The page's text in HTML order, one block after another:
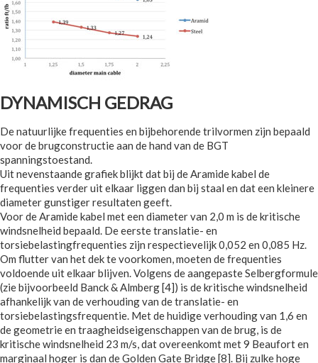
DYNAMISCH GEDRAG
De natuurlijke frequenties en bijbehorende trilvormen zijn bepaald
voor de brugconstructie aan de hand van de BGT
spanningstoestand.
Uit nevenstaande grafiek blijkt dat bij de Aramide kabel de
frequenties verder uit elkaar liggen dan bij staal en dat een kleinere
diameter gunstiger resultaten geeft.
Voor de Aramide kabel met een diameter van 2,0 m is de kritische
windsnelheid bepaald. De eerste translatie- en
torsiebelastingfrequenties zijn respectievelijk 0,052 en 0,085 Hz.
Om flutter van het dek te voorkomen, moeten de frequenties
voldoende uit elkaar blijven. Volgens de aangepaste Selbergformule
(zie bijvoorbeeld Banck & Almberg [4]) is de kritische windsnelheid
afhankelijk van de verhouding van de translatie- en
torsiebelastingsfrequentie. Met de huidige verhouding van 1,6 en
de geometrie en traagheidseigenschappen van de brug, is de
kritische windsnelheid 23 m/s, dat overeenkomt met 9 Beaufort en
marginaal hoger is dan de Golden Gate Bridge [8]. Bij zulke hoge